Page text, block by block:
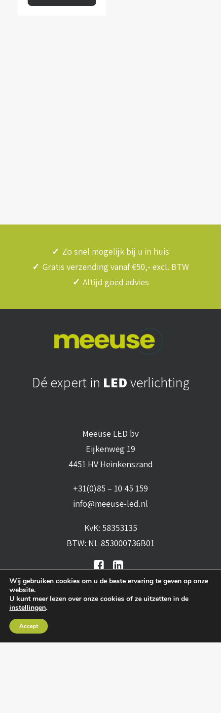
✓ Zo snel mogelijk bij u in huis
✓ Gratis verzending vanaf €50,- excl. BTW
✓ Altijd goed advies
Dé expert in LEDverlichting
Meeuse LED bv
Eijkenweg 19
4451 HV Heinkenszand
+31(0)85 – 10 45 159
info@meeuse-led.nl
KvK: 58353135
BTW: NL 853000736B01
leveringsvoorwaarden
Wij gebruiken cookies om u de beste ervaring te geven op onze
website.
U kunt meer lezen over onze cookies of ze uitzetten in de
instellingen.
Accept